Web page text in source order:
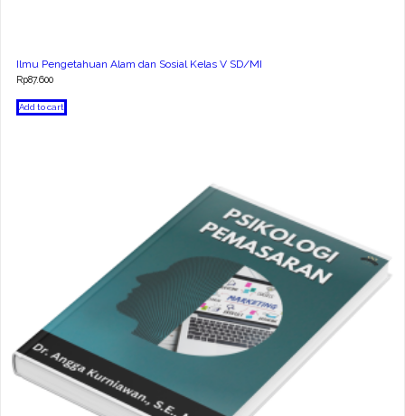
Ilmu Pengetahuan Alam dan Sosial Kelas V SD/MI
Rp87.600
Add to cart